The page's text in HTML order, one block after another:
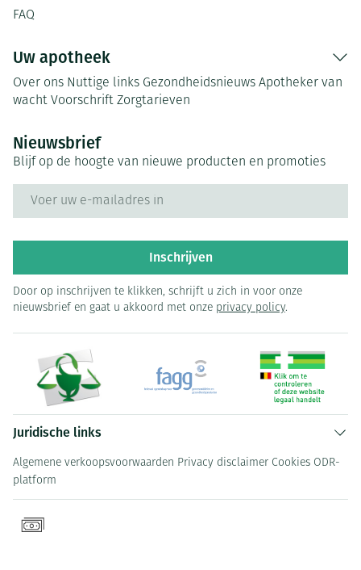
FAQ
Uw apotheek
Over ons Nuttige links Gezondheidsnieuws Apotheker van
wacht Voorschrift Zorgtarieven
Nieuwsbrief
Blijf op de hoogte van nieuwe producten en promoties
Inschrijven
Door op inschrijven te klikken, schrijft u zich in voor onze
nieuwsbrief en gaat u akkoord met onze privacy policy.
Juridische links
Algemene verkoopsvoorwaarden Privacy disclaimer Cookies ODR-
platform